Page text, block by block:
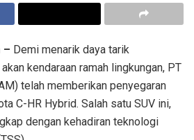
– Demi menarik daya tarik
kendaraan ramah lingkungan, PT
telah memberikan penyegaran
C-HR Hybrid. Salah satu SUV ini,
dengan kehadiran teknologi